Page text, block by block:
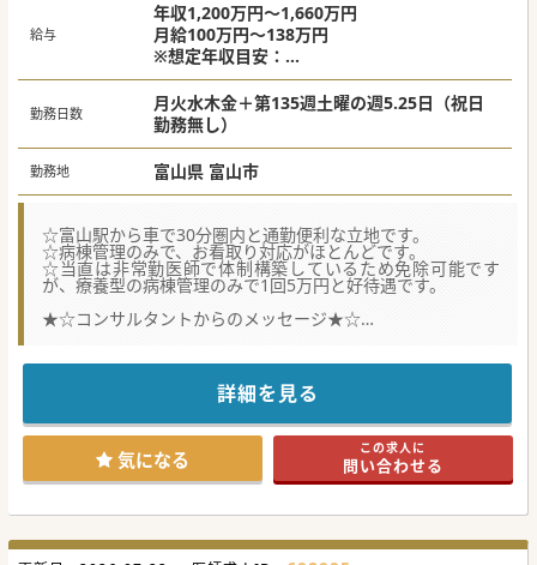
給与
年収1,200万円～1,660万円
月給100万円～138万円
※想定年収目安：
週1回当直ありの場合：1,440万円～1,660万
円
勤務日数
月火水木金＋第135週土曜の週5.25日（祝日
勤務無し）
勤務地 富山県 富山市
☆富山駅から車で30分圏内と通勤便利な立地です。
☆病棟管理のみで、お看取り対応がほとんどです。
☆当直は非常勤医師で体制構築しているため免除可能です
が、療養型の病棟管理のみで1回5万円と好待遇です。
★☆コンサルタントからのメッセージ★☆
法人として関東、北陸エリアに5つの療養型病院および介護
現在、40代～60代までの常勤医師4名が中心で活躍してお
り、ほかに70代の医師と当直帯の非常勤医師が在籍しており
常勤医師退職に伴う後任の募集となります。
療養160床と介護療養病床120床を6名体制で管理しており、
一人当たりの受け持ち患者数は約35名となっております。
医局は個室をご利用いただけます。
病院敷地内に1LDKの住宅のご用意もございますので県外か
ご興味がございましたらお気軽にお問い合わせください。
#秋入職可
詳細を見る
気になる この求人に
問い合わせる